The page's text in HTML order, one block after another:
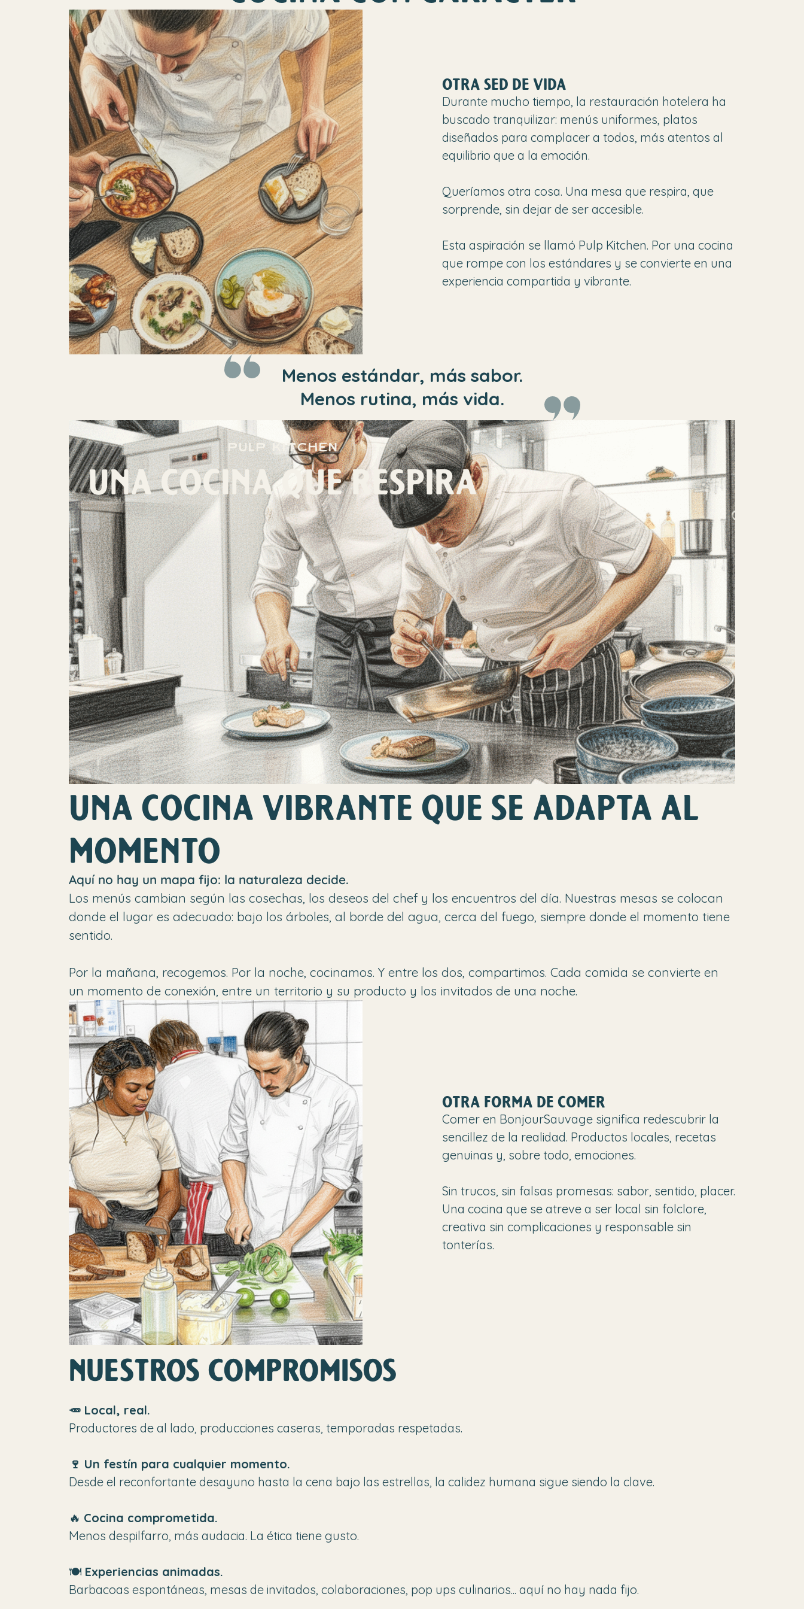
OTRA SED DE VIDA
Durante mucho tiempo, la restauración hotelera ha
buscado tranquilizar: menús uniformes, platos
diseñados para complacer a todos, más atentos al
equilibrio que a la emoción.
Queríamos otra cosa. Una mesa que respira, que
sorprende, sin dejar de ser accesible.
Esta aspiración se llamó Pulp Kitchen. Por una cocina
que rompe con los estándares y se convierte en una
experiencia compartida y vibrante.
Menos estándar, más sabor.
Menos rutina, más vida.
pulp kitchen
UNA COCINA QUE RESPIRA
UNA COCINA VIBRANTE QUE SE ADAPTA AL
MOMENTO
Aquí no hay un mapa fijo: la naturaleza decide.
Los menús cambian según las cosechas, los deseos del chef y los encuentros del día. Nuestras mesas se colocan
donde el lugar es adecuado: bajo los árboles, al borde del agua, cerca del fuego, siempre donde el momento tiene
sentido.
Por la mañana, recogemos. Por la noche, cocinamos. Y entre los dos, compartimos. Cada comida se convierte en
un momento de conexión, entre un territorio y su producto y los invitados de una noche.
OTRA FORMA DE COMER
Comer en BonjourSauvage significa redescubrir la
sencillez de la realidad. Productos locales, recetas
genuinas y, sobre todo, emociones.
Sin trucos, sin falsas promesas: sabor, sentido, placer.
Una cocina que se atreve a ser local sin folclore,
creativa sin complicaciones y responsable sin
tonterías.
nuestros compromisos
🥕 Local, real.
Productores de al lado, producciones caseras, temporadas respetadas.
🍷 Un festín para cualquier momento.
Desde el reconfortante desayuno hasta la cena bajo las estrellas, la calidez humana sigue siendo la clave.
🔥 Cocina comprometida.
Menos despilfarro, más audacia. La ética tiene gusto.
🍽️ Experiencias animadas.
Barbacoas espontáneas, mesas de invitados, colaboraciones, pop ups culinarios... aquí no hay nada fijo.